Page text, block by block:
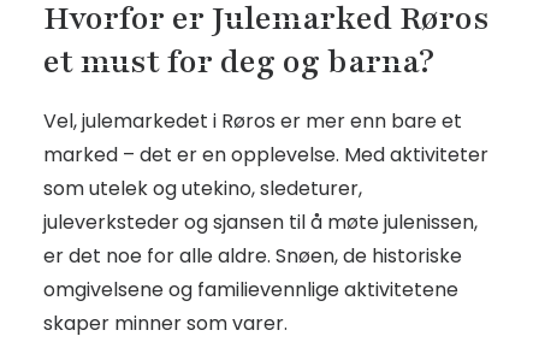
Hvorfor er Julemarked Røros
et must for deg og barna?
Vel, julemarkedet i Røros er mer enn bare et
marked – det er en opplevelse. Med aktiviteter
som utelek og utekino, sledeturer,
juleverksteder og sjansen til å møte julenissen,
er det noe for alle aldre. Snøen, de historiske
omgivelsene og familievennlige aktivitetene
skaper minner som varer.